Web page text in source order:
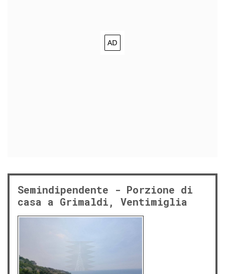
Semindipendente - Porzione di
casa a Grimaldi, Ventimiglia